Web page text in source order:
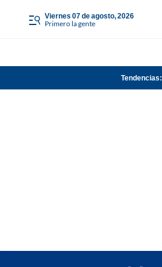
viernes 07 de agosto, 2026
Primero la gente
Tendencias: